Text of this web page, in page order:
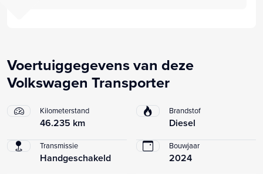
Voertuiggegevens van deze
Volkswagen Transporter
Kilometerstand
46.235 km
Brandstof
Diesel
Transmissie
Handgeschakeld
Bouwjaar
2024